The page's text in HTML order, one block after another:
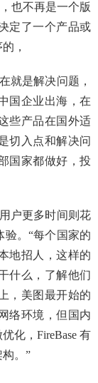
也不再是一个版
定了一个产品或
，
就是解决问题，
国企业出海，在
些产品在国外适
切入点和解决问
国家都做好，投
户更多时间则花
验。“每个国家的
地招人，这样的
什么，了解他们
，美图最开始的
络环境，但国内
化，FireBase 有
。”